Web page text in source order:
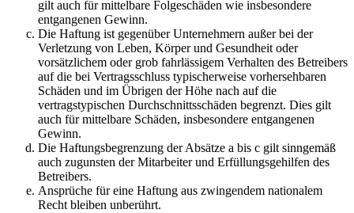
gilt auch für mittelbare Folgeschäden wie insbesondere
entgangenen Gewinn.
Die Haftung ist gegenüber Unternehmern außer bei der
Verletzung von Leben, Körper und Gesundheit oder
vorsätzlichem oder grob fahrlässigem Verhalten des Betreibers
auf die bei Vertragsschluss typischerweise vorhersehbaren
Schäden und im Übrigen der Höhe nach auf die
vertragstypischen Durchschnittsschäden begrenzt. Dies gilt
auch für mittelbare Schäden, insbesondere entgangenen
Gewinn.
Die Haftungsbegrenzung der Absätze a bis c gilt sinngemäß
auch zugunsten der Mitarbeiter und Erfüllungsgehilfen des
Betreibers.
Ansprüche für eine Haftung aus zwingendem nationalem
Recht bleiben unberührt.